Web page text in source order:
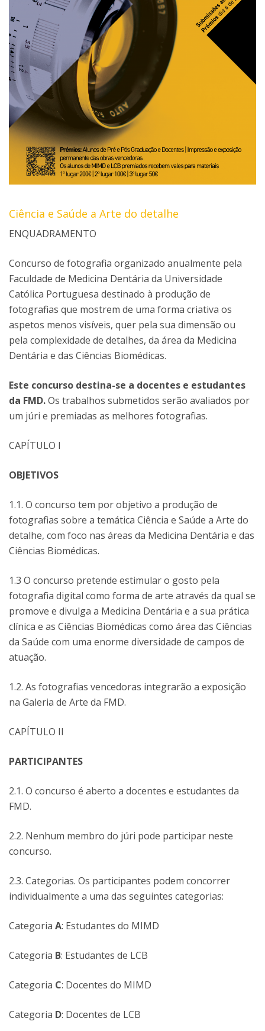
Ciência e Saúde a Arte do detalhe
ENQUADRAMENTO
Concurso de fotografia organizado anualmente pela
Faculdade de Medicina Dentária da Universidade
Católica Portuguesa destinado à produção de
fotografias que mostrem de uma forma criativa os
aspetos menos visíveis, quer pela sua dimensão ou
pela complexidade de detalhes, da área da Medicina
Dentária e das Ciências Biomédicas.
Este concurso destina-se a docentes e estudantes
da FMD.Os trabalhos submetidos serão avaliados por
um júri e premiadas as melhores fotografias.
CAPÍTULO I
OBJETIVOS
1.1. O concurso tem por objetivo a produção de
fotografias sobre a temática Ciência e Saúde a Arte do
detalhe, com foco nas áreas da Medicina Dentária e das
Ciências Biomédicas.
1.3 O concurso pretende estimular o gosto pela
fotografia digital como forma de arte através da qual se
promove e divulga a Medicina Dentária e a sua prática
clínica e as Ciências Biomédicas como área das Ciências
da Saúde com uma enorme diversidade de campos de
atuação.
1.2. As fotografias vencedoras integrarão a exposição
na Galeria de Arte da FMD.
CAPÍTULO II
PARTICIPANTES
2.1. O concurso é aberto a docentes e estudantes da
FMD.
2.2. Nenhum membro do júri pode participar neste
concurso.
2.3. Categorias. Os participantes podem concorrer
individualmente a uma das seguintes categorias:
Categoria A: Estudantes do MIMD
Categoria B: Estudantes de LCB
Categoria C: Docentes do MIMD
Categoria D: Docentes de LCB